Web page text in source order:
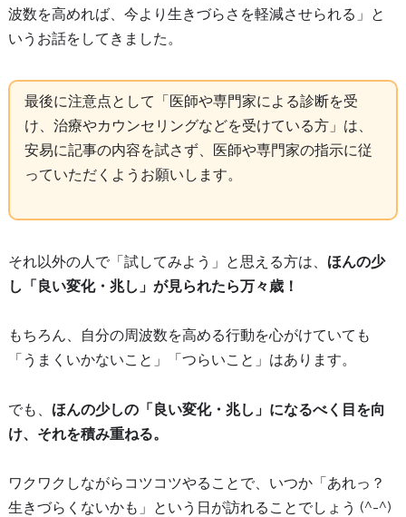
波数を高めれば、今より生きづらさを軽減させられる」と
いうお話をしてきました。
最後に注意点として「医師や専門家による診断を受
け、治療やカウンセリングなどを受けている方」は、
安易に記事の内容を試さず、医師や専門家の指示に従
っていただくようお願いします。
それ以外の人で「試してみよう」と思える方は、 ほんの少
し「良い変化・兆し」が見られたら万々歳！
もちろん、自分の周波数を高める行動を心がけていても
「うまくいかないこと」「つらいこと」はあります。
でも、 ほんの少しの「良い変化・兆し」になるべく目を向
け、それを積み重ねる。
ワクワクしながらコツコツやることで、いつか「あれっ？
生きづらくないかも」という日が訪れることでしょう (^-^)